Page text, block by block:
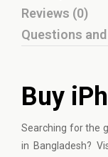
Reviews (0)
Questions
Buy
Searching for the
in Bangladesh?